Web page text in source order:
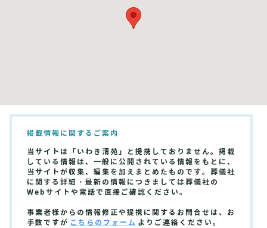
掲載情報に関するご案内
当サイトは「いわき清苑」と提携しておりません。掲載
している情報は、一般に公開されている情報をもとに、
当サイトが収集、編集を加えまとめたものです。葬儀社
に関する詳細・最新の情報につきましては葬儀社の
Webサイトや電話で直接ご確認ください。
事業者様からの情報修正や提携に関するお問合せは、お
手数ですが こちらのフォーム よりご連絡ください。